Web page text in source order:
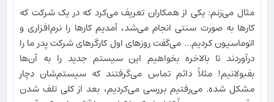
مثال می‌زنم: یکی از همکاران تعریف می‌کرد که در یک شرکت که
کارها به صورت سنتی انجام می‌شد، آمدیم کارها را نرم‌افزاری و
اتوماسیون کردیم... می‌گفت روزهای اول کارگرهای شرکت پدر ما را
درآوردند تا بالاخره بخواهیم این سیستم جدید را به آن‌ها
بفبولانیم! مثلاً دائم تماس می‌گرفتند که سیستم‌شان دچار
مشکل شده. می‌رفتیم بررسی می‌کردیم، بعد از کلی تلف شدن